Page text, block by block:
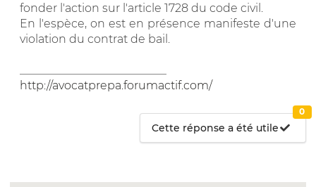
fonder l'action sur l'article 1728 du code civil.
En l'espèce, on est en présence manifeste d'une
violation du contrat de bail.
http://avocatprepa.forumactif.com/
Cette réponse a été utile
0